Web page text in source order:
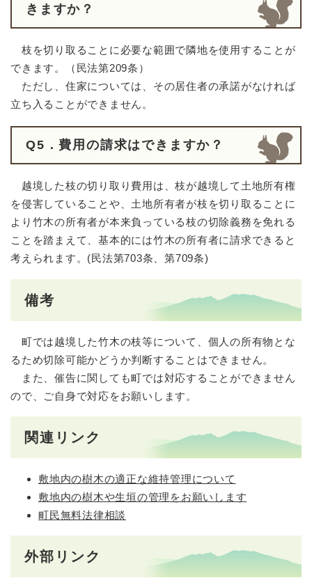
きますか？
枝を切り取ることに必要な範囲で隣地を使用することが
できます。（民法第209条）
ただし、住家については、その居住者の承諾がなければ
立ち入ることができません。
Q5．費用の請求はできますか？
越境した枝の切り取り費用は、枝が越境して土地所有権
を侵害していることや、土地所有者が枝を切り取ることに
より竹木の所有者が本来負っている枝の切除義務を免れる
ことを踏まえて、基本的には竹木の所有者に請求できると
考えられます。(民法第703条、第709条)
備考
町では越境した竹木の枝等について、個人の所有物とな
るため切除可能かどうか判断することはできません。
また、催告に関しても町では対応することができません
ので、ご自身で対応をお願いします。
関連リンク
敷地内の樹木の適正な維持管理について
敷地内の樹木や生垣の管理をお願いします
町民無料法律相談
外部リンク